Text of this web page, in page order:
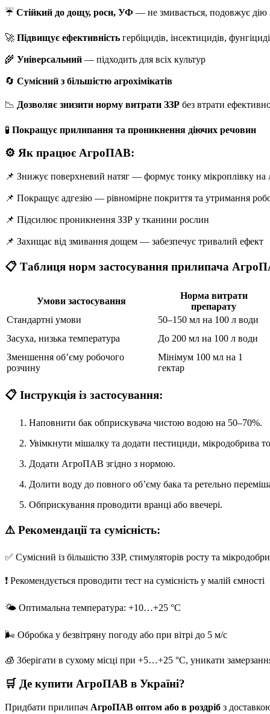
☔ Стійкий до дощу, роси, УФ — не змивається, подовжує дію
🚀 Підвищує ефективність гербіцидів, інсектицидів,
🌾 Універсальний — підходить для всіх культур
🔄 Сумісний з більшістю агрохімікатів
📉 Дозволяє знизити норму витрати ЗЗР без втрати
🧪 Покращує прилипання та проникнення діючих речовин
⚙️ Як працює АгроПАВ:
📌 Знижує поверхневий натяг — формує тонку мікроплівку на
📌 Покращує адгезію — рівномірне покриття та утримання
📌 Підсилює проникнення ЗЗР у тканини рослин
📌 Захищає від змивання дощем — забезпечує тривалий ефект
📋 Таблиця норм застосування прилипача
Умови застосування
Норма витрати
препарату
Стандартні умови
50–150 мл на 100 л води
Засуха, низька температура
До 200 мл на 100 л води
Зменшення об’єму робочого
розчину
Мінімум 100 мл на 1
гектар
📋 Інструкція із застосування:
Наповнити бак обприскувача чистою водою на 50–70%.
Увімкнути мішалку та додати пестициди, мікродобрива
Додати АгроПАВ згідно з нормою.
Долити воду до повного об’єму бака та ретельно
Обприскування проводити вранці або ввечері.
⚠️ Рекомендації та сумісність:
✅ Сумісний із більшістю ЗЗР, стимуляторів росту та
❗ Рекомендується проводити тест на сумісність у малій ємності
🌤 Оптимальна температура: +10…+25 °C
🌬 Обробка у безвітряну погоду або при вітрі до 5 м/с
🧊 Зберігати в сухому місці при +5…+25 °C, уникати
🛒 Де купити АгроПАВ в Україні?
Придбати прилипач АгроПАВ оптом або в роздріб з